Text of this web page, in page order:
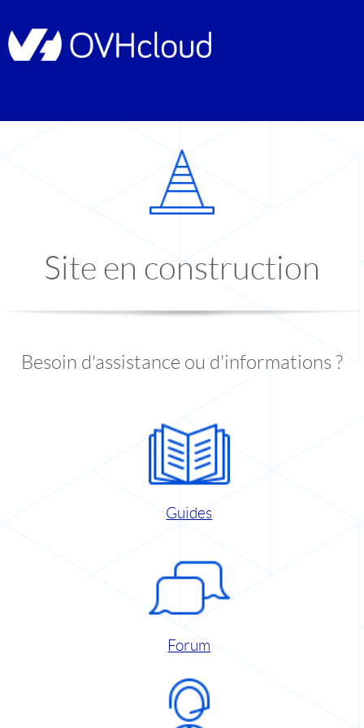
Site en construction
Besoin d'assistance ou d'informations ?
Guides
Forum